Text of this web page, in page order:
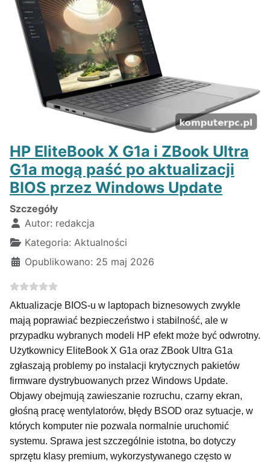
HP EliteBook X G1a i ZBook Ultra
G1a mogą paść po aktualizacji
BIOS przez Windows Update
Szczegóły
Autor: redakcja
Kategoria: Aktualności
Opublikowano: 25 maj 2026
Aktualizacje BIOS-u w laptopach biznesowych zwykle
mają poprawiać bezpieczeństwo i stabilność, ale w
przypadku wybranych modeli HP efekt może być odwrotny.
Użytkownicy EliteBook X G1a oraz ZBook Ultra G1a
zgłaszają problemy po instalacji krytycznych pakietów
firmware dystrybuowanych przez Windows Update.
Objawy obejmują zawieszanie rozruchu, czarny ekran,
głośną pracę wentylatorów, błędy BSOD oraz sytuacje, w
których komputer nie pozwala normalnie uruchomić
systemu. Sprawa jest szczególnie istotna, bo dotyczy
sprzętu klasy premium, wykorzystywanego często w